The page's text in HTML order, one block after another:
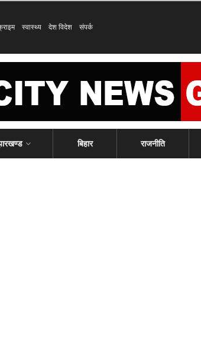
स्वास्थ्य देश विदेश संपर्क
बिहार राजनीति